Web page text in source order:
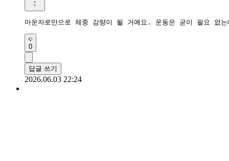
마운자로만으로 체중 감량이 될 거예요. 운동은 굳이 필요 없
0
답글 쓰기
2026.06.03 22:24